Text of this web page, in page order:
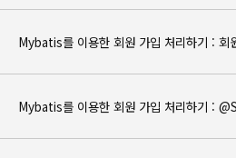
Mybatis를 이용한 회원 가입 처리하
Mybatis를 이용한 회원 가입 처리하